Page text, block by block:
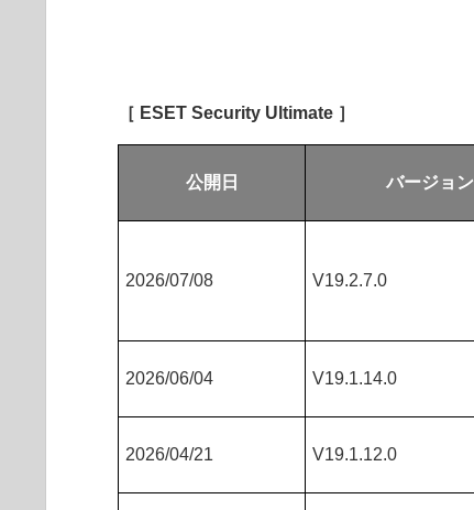
［ ESET Security Ultimate ］
公開日 バージョン
2026/07/08 V19.2.7.0
2026/06/04
V19.1.14.0
2026/04/21
V19.1.12.0